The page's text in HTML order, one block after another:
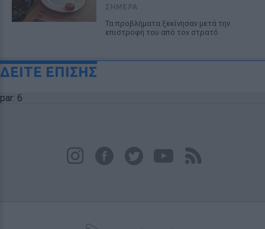
ΣΉΜΕΡΑ
Τα προβλήματα ξεκίνησαν μετά την
επιστροφή του από τον στρατό
ΔΕΙΤΕ ΕΠΙΣΗΣ
par: 6